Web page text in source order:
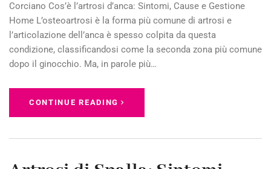
Corciano Cos’è l’artrosi d’anca: Sintomi, Cause e Gestione
Home L’osteoartrosi è la forma più comune di artrosi e
l’articolazione dell’anca è spesso colpita da questa
condizione, classificandosi come la seconda zona più comune
dopo il ginocchio. Ma, in parole più…
CONTINUE READING